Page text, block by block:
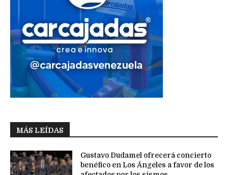
MÁS LEÍDAS
Gustavo Dudamel ofrecerá concierto
benéfico en Los Ángeles a favor de los